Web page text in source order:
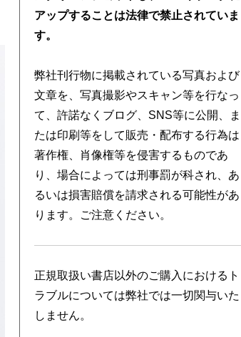
アップすることは法律で禁止されていま
す。
弊社刊行物に掲載されている写真および
文章を、写真撮影やスキャン等を行なっ
て、許諾なくブログ、SNS等に公開、ま
たは印刷等をして販売・配布する行為は
著作権、肖像権等を侵害するものであ
り、場合によっては刑事罰が科され、あ
るいは損害賠償を請求される可能性があ
ります。ご注意ください。
正規取扱い書店以外のご購入におけるト
ラブルについては弊社では一切関与いた
しません。